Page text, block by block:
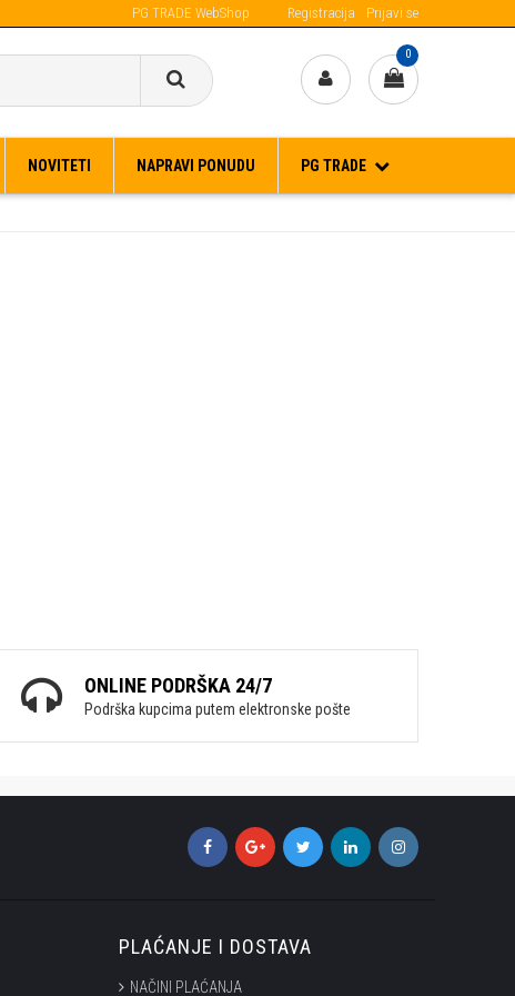
Narudžbe primljene IZA 12:00h, šaljemo idući radni dan.
PG TRADE WebShop Registracija Prijavi se
0
NOVITETI NAPRAVI PONUDU PG TRADE
ONLINE PODRŠKA 24/7
Podrška kupcima putem elektronske pošte
PLAĆANJE I DOSTAVA
NAČINI PLAĆANJA